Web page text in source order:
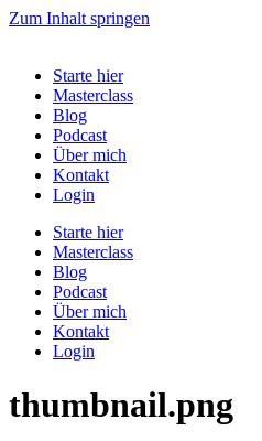
Zum Inhalt springen
Starte hier
Masterclass
Blog
Podcast
Über mich
Kontakt
Login
Starte hier
Masterclass
Blog
Podcast
Über mich
Kontakt
Login
thumbnail.png